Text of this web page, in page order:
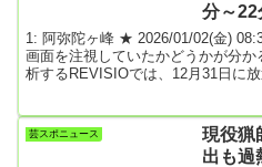
分～22
を見せ
1: 阿弥陀ヶ峰 ★ 2026/01/02(金)
画面を注視していたかどうかが分
析するREVISIOでは、12月31日に
目を飾った2025年の『紅白歌合戦
か、今田美桜、鈴木奈穂子アナウ
芸スポニュース
現役猟
出も過